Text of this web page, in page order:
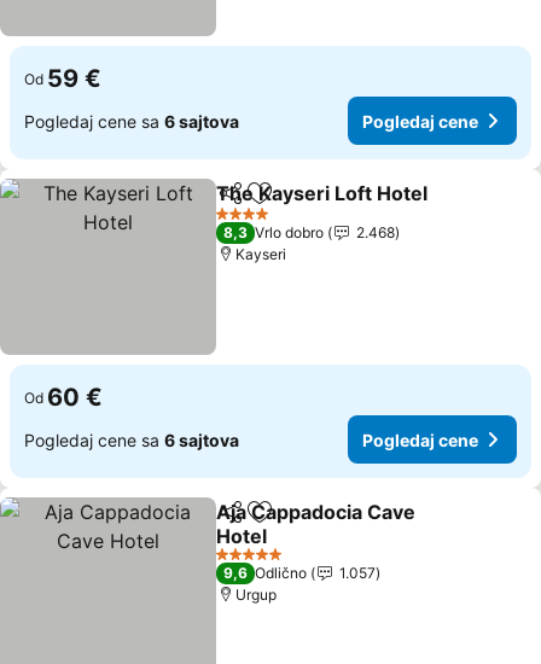
Od 59 €
Pogledaj cene sa 6 sajtova Pogledaj cene
Deli Dodati u favorite
The Kayseri Loft Hotel
4 Zvezdice
8,3 Vrlo dobro
2.468
Kayseri
Od 60 €
Pogledaj cene sa 6 sajtova Pogledaj cene
Deli Dodati u favorite
Aja Cappadocia Cave
Hotel
5 Zvezdice
9,6 Odlično
1.057
Urgup